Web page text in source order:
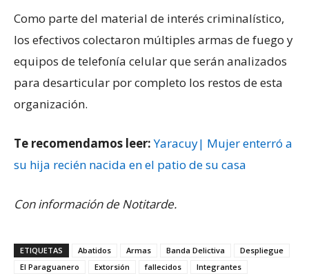
Como parte del material de interés criminalístico,
los efectivos colectaron múltiples armas de fuego y
equipos de telefonía celular que serán analizados
para desarticular por completo los restos de esta
organización.
Te recomendamos leer:Yaracuy| Mujer enterró a
su hija recién nacida en el patio de su casa
Con información de Notitarde.
ETIQUETAS Abatidos Armas Banda Delictiva
Despliegue
El Paraguanero
Extorsión fallecidos
Integrantes